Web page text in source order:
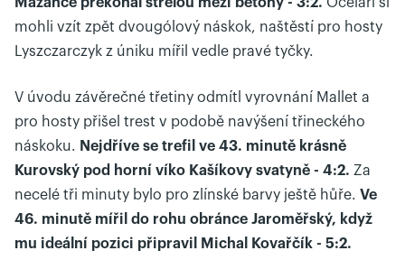
mohli vzít zpět dvougólový náskok, naštěstí pro hosty
Lyszczarczyk z úniku mířil vedle pravé tyčky.
V úvodu závěrečné třetiny odmítl vyrovnání Mallet a
pro hosty přišel trest v podobě navýšení třineckého
náskoku. Nejdříve se trefil ve 43. minutě krásně
Kurovský pod horní víko Kašíkovy svatyně - 4:2. Za
necelé tři minuty bylo pro zlínské barvy ještě hůře. Ve
46. minutě mířil do rohu obránce Jaroměřský, když
mu ideální pozici připravil Michal Kovařčík - 5:2.